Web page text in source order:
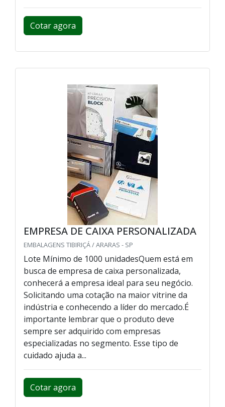
Cotar agora
EMPRESA DE CAIXA PERSONALIZADA
EMBALAGENS TIBIRIÇÁ / ARARAS - SP
Lote Mínimo de 1000 unidadesQuem está em
busca de empresa de caixa personalizada,
conhecerá a empresa ideal para seu negócio.
Solicitando uma cotação na maior vitrine da
indústria e conhecendo a líder do mercado.É
importante lembrar que o produto deve
sempre ser adquirido com empresas
especializadas no segmento. Esse tipo de
cuidado ajuda a...
Cotar agora